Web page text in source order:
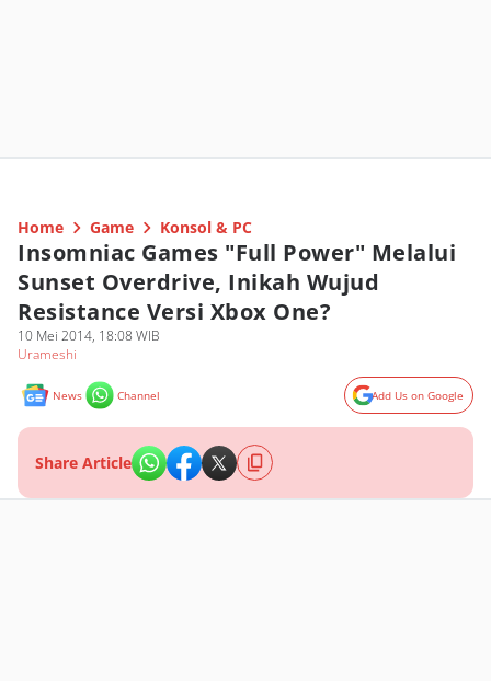
Home Game Konsol & PC
Insomniac Games "Full Power" Melalui
Sunset Overdrive, Inikah Wujud
Resistance Versi Xbox One?
10 Mei 2014, 18:08 WIB
Urameshi
News Channel Add Us on Google
Share Article